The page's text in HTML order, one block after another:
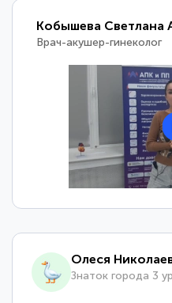
Кобышева Светлана
Врач-акушер-гинеколог
Олеся
Знаток города 3